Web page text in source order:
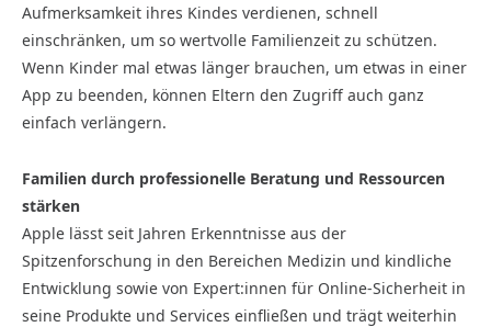
Aufmerksamkeit ihres Kindes verdienen, schnell
einschränken, um so wertvolle Familienzeit zu schützen.
Wenn Kinder mal etwas länger brauchen, um etwas in einer
App zu beenden, können Eltern den Zugriff auch ganz
einfach verlängern.
Familien durch professionelle Beratung und Ressourcen
stärken
Apple lässt seit Jahren Erkenntnisse aus der
Spitzenforschung in den Bereichen Medizin und kindliche
Entwicklung sowie von Expert:innen für Online-Sicherheit in
seine Produkte und Services einfließen und trägt weiterhin